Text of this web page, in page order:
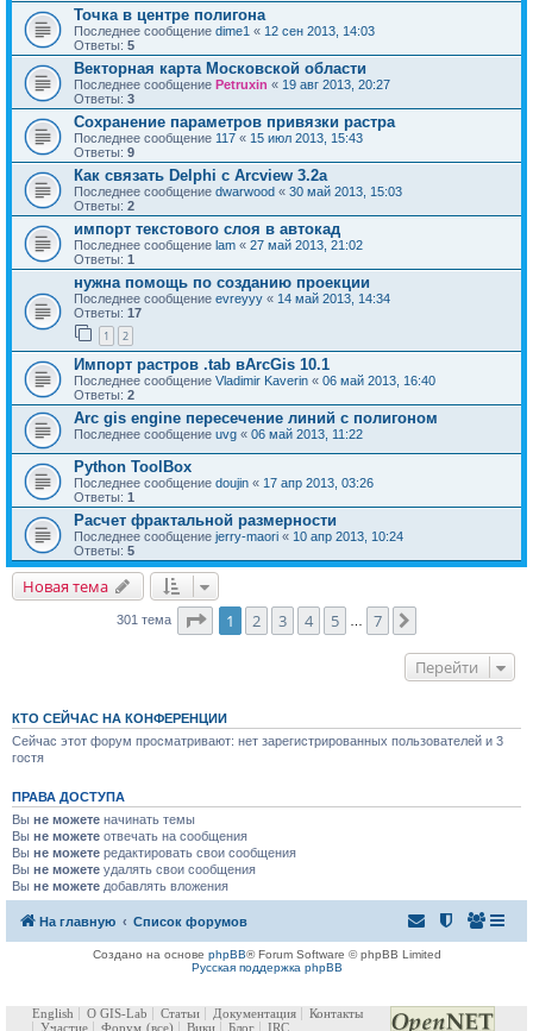
Точка в центре полигона
Последнее сообщение dime1 « 12 сен 2013, 14:03
Ответы: 5
Векторная карта Московской области
Последнее сообщение Petruxin « 19 авг 2013, 20:27
Ответы: 3
Сохранение параметров привязки растра
Последнее сообщение 117 « 15 июл 2013, 15:43
Ответы: 9
Как связать Delphi с Arcview 3.2a
Последнее сообщение dwarwood « 30 май 2013, 15:03
Ответы: 2
импорт текстового слоя в автокад
Последнее сообщение lam « 27 май 2013, 21:02
Ответы: 1
нужна помощь по созданию проекции
Последнее сообщение evreyyy « 14 май 2013, 14:34
Ответы: 17
1 2
Импорт растров .tab вArcGis 10.1
Последнее сообщение Vladimir Kaverin « 06 май 2013, 16:40
Ответы: 2
Arc gis engine пересечение линий с полигоном
Последнее сообщение uvg « 06 май 2013, 11:22
Python ToolBox
Последнее сообщение doujin « 17 апр 2013, 03:26
Ответы: 1
Расчет фрактальной размерности
Последнее сообщение jerry-maori « 10 апр 2013, 10:24
Ответы: 5
Новая тема
301 тема Страница1 из
1 2 3 4 5 7
Перейти
КТО СЕЙЧАС НА КОНФЕРЕНЦИИ
Сейчас этот форум просматривают: нет зарегистрированных пользователей и 3
гостя
ПРАВА ДОСТУПА
Вы не можете начинать темы
Вы не можете отвечать на сообщения
Вы не можете редактировать свои сообщения
Вы не можете удалять свои сообщения
Вы не можете добавлять вложения
На главную Список форумов
Создано на основе phpBB® Forum Software © phpBB Limited
Русская поддержка phpBB
English О GIS-Lab Статьи Документация
Контакты
Участие
Форум (все) Вики Блог IRC